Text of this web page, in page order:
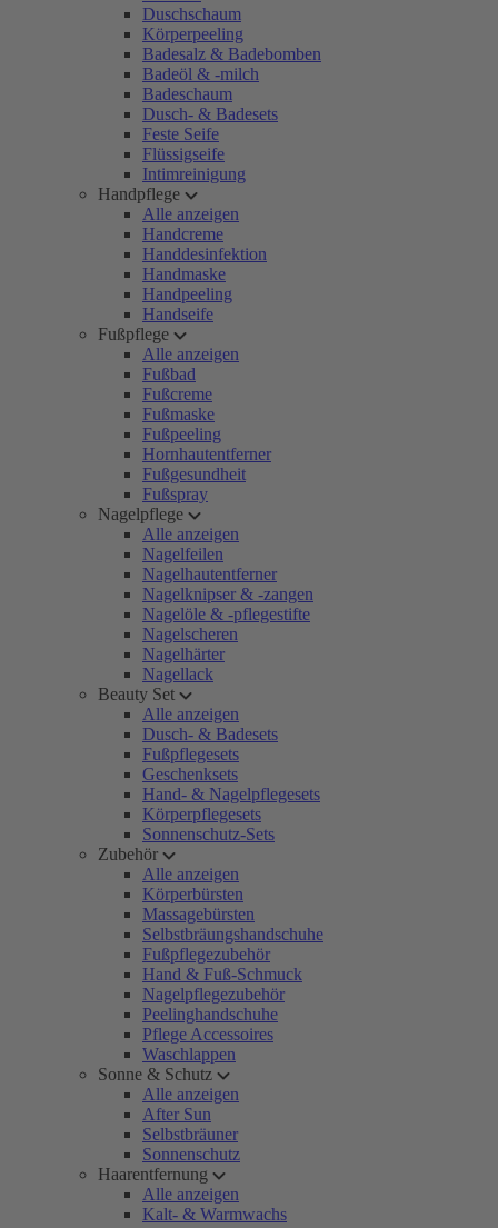
Duschschaum
Körperpeeling
Badesalz & Badebomben
Badeöl & -milch
Badeschaum
Dusch- & Badesets
Feste Seife
Flüssigseife
Intimreinigung
Handpflege
Alle anzeigen
Handcreme
Handdesinfektion
Handmaske
Handpeeling
Handseife
Fußpflege
Alle anzeigen
Fußbad
Fußcreme
Fußmaske
Fußpeeling
Hornhautentferner
Fußgesundheit
Fußspray
Nagelpflege
Alle anzeigen
Nagelfeilen
Nagelhautentferner
Nagelknipser & -zangen
Nagelöle & -pflegestifte
Nagelscheren
Nagelhärter
Nagellack
Beauty Set
Alle anzeigen
Dusch- & Badesets
Fußpflegesets
Geschenksets
Hand- & Nagelpflegesets
Körperpflegesets
Sonnenschutz-Sets
Zubehör
Alle anzeigen
Körperbürsten
Massagebürsten
Selbstbräungshandschuhe
Fußpflegezubehör
Hand & Fuß-Schmuck
Nagelpflegezubehör
Peelinghandschuhe
Pflege Accessoires
Waschlappen
Sonne & Schutz
Alle anzeigen
After Sun
Selbstbräuner
Sonnenschutz
Haarentfernung
Alle anzeigen
Kalt- & Warmwachs